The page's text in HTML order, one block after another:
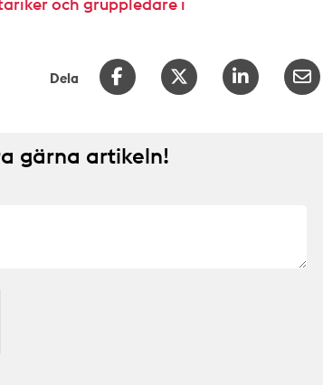
och gruppledare i
Dela
gärna artikeln!